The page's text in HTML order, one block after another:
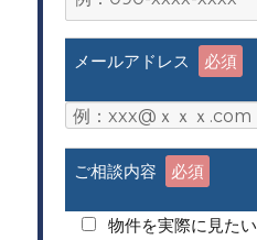
メールアドレス 必須
ご相談内容 必須
物件を実際に見たい